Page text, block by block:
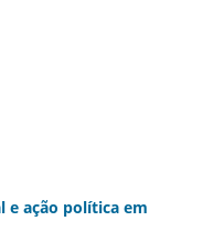
e ação política em